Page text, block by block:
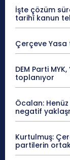
İşte çözüm
tarihî kanun
Çerçeve Yasa
DEM Parti
toplanıyor
Öcalan:
negatif
Kurtulmuş:
partilerin ortak